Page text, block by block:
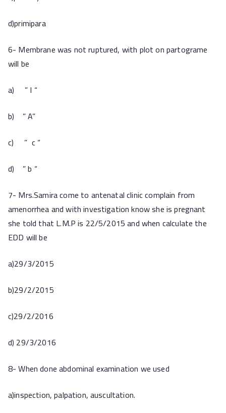
d)primipara
6- Membrane was not ruptured, with plot on partograme
will be
a) ” I “
b) ” A”
c) ” c “
d) ” b “
7- Mrs.Samira come to antenatal clinic complain from
amenorrhea and with investigation know she is pregnant
she told that L.M.P is 22/5/2015 and when calculate the
EDD will be
a)29/3/2015
b)29/2/2015
c)29/2/2016
d) 29/3/2016
8- When done abdominal examination we used
a)inspection, palpation, auscultation.